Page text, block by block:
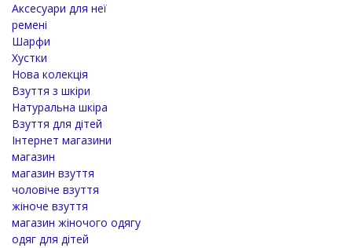
Аксесуари для неї
ремені
Шарфи
Хустки
Нова колекція
Взуття з шкіри
Натуральна шкіра
Взуття для дітей
Інтернет магазини
магазин
магазин взуття
чоловіче взуття
жіноче взуття
магазин жіночого одягу
одяг для дітей